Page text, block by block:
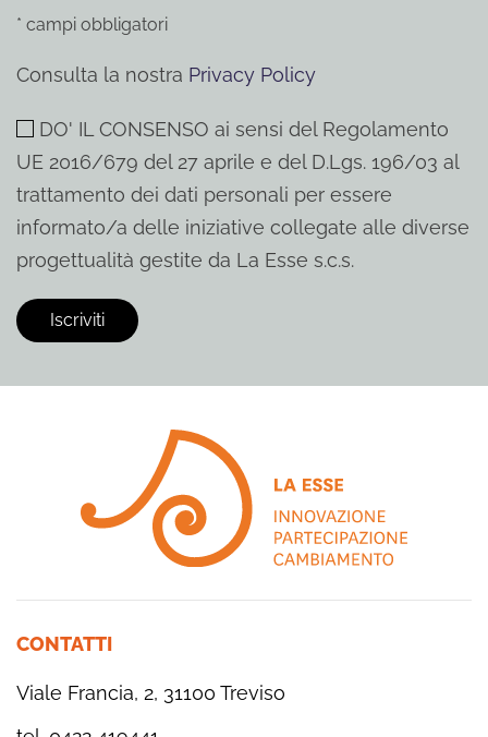
* campi obbligatori
Consulta la nostra Privacy Policy
DO' IL CONSENSO ai sensi del Regolamento
UE 2016/679 del 27 aprile e del D.Lgs. 196/03 al
trattamento dei dati personali per essere
informato/a delle iniziative collegate alle diverse
progettualità gestite da La Esse s.c.s.
CONTATTI
Viale Francia, 2, 31100 Treviso